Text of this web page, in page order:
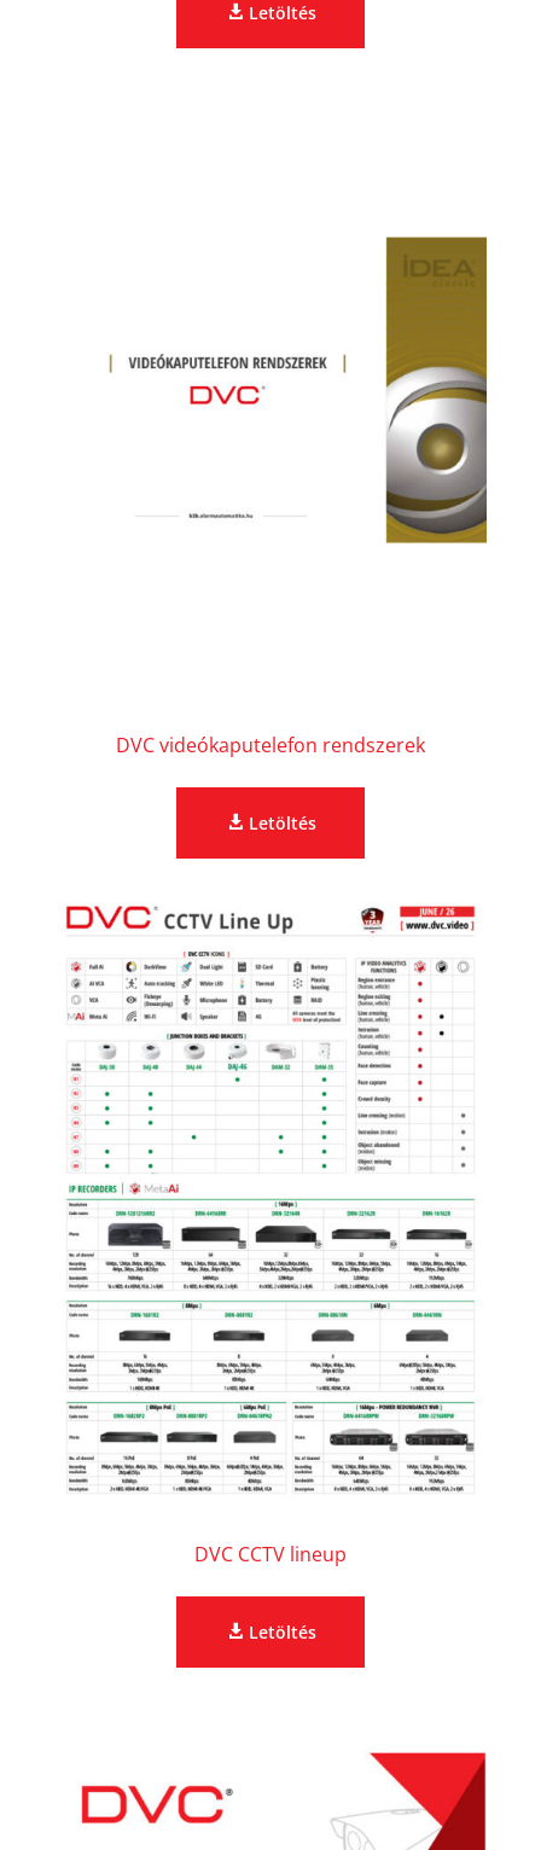
Letöltés
DVC videókaputelefon rendszerek
Letöltés
DVC CCTV lineup
Letöltés